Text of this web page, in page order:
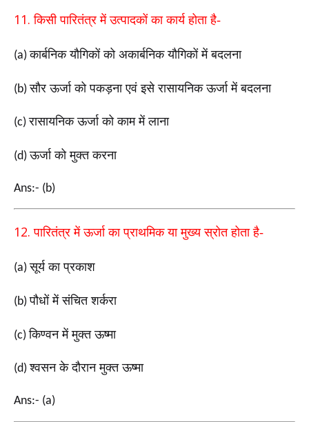
11.किसी पारितंत्र में उत्पादकों का कार्य होता है-
(a)कार्बनिक यौगिकों को अकार्बनिक यौगिकों में बदलना
(b)सौर ऊर्जा को पकड़ना एवं इसे रासायनिक ऊर्जा में बदलना
(c)रासायनिक ऊर्जा को काम में लाना
(d)ऊर्जा को मुक्त करना
Ans:- (b)
12.पारितंत्र में ऊर्जा का प्राथमिक या मुख्य स्रोत होता है-
(a)सूर्य का प्रकाश
(b)पौधों में संचित शर्करा
(c)किण्वन में मुक्त ऊष्मा
(d)श्वसन के दौरान मुक्त ऊष्मा
Ans:- (a)